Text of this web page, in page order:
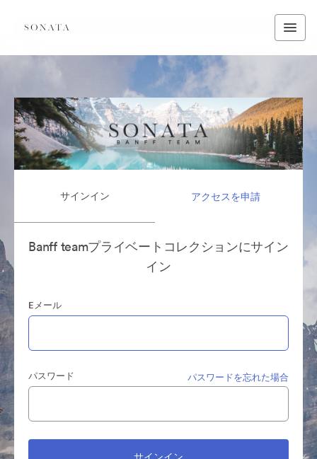
サインイン アクセスを申請
Banff teamプライベートコレクションにサイン
イン
Eメール
パスワード パスワードを忘れた場合